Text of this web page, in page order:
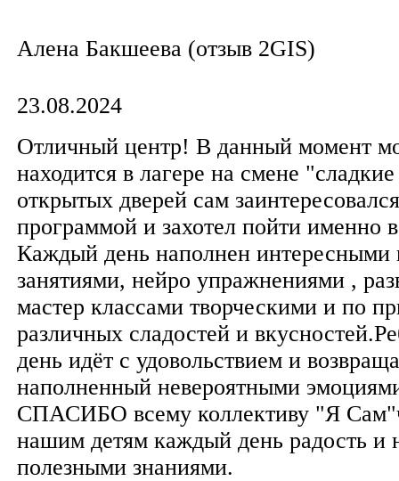
Алена Бакшеева​ (отзыв 2GIS)
23.08.2024
Отличный центр! В данный момент
находится в лагере на смене
открытых дверей сам
программой и захотел пойти именно
Каждый день наполнен интересными
занятиями, нейро упражнениями ,
мастер классами творческими и по
различных сладостей и
день идёт с удовольствием и
наполненный невероятными
СПАСИБО всему коллективу "Я
нашим детям каждый день радость и
полезными знаниями.